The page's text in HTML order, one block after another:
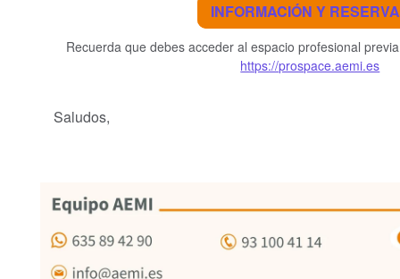
INFORMACIÓN Y
Recuerda que debes acceder al espacio profesional
https://prospace.aemi.es
Saludos,